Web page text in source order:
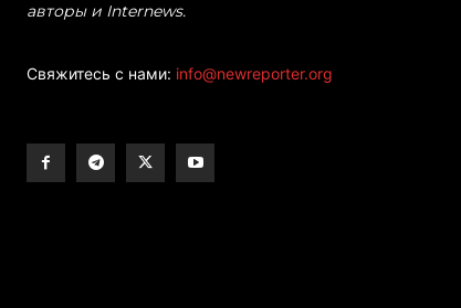
авторы и Internews.
Свяжитесь с нами: info@newreporter.org